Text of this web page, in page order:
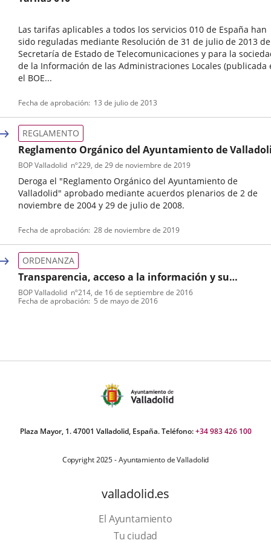
Las tarifas aplicables a todos los servicios 010 de España han
sido reguladas mediante Resolución de 31 de julio de 2013
Secretaría de Estado de Telecomunicaciones y para la
de la Información de las Administraciones Locales (publicada
el BOE...
boletin
Fecha de aprobación 13 de julio de 2013
Reglamento Orgánico del Ayuntamiento de
Deroga el "Reglamento Orgánico del Ayuntamiento de
Valladolid" aprobado mediante acuerdos plenarios de 2 de
noviembre de 2004 y 29 de julio de 2008.
de
normativa
REGLAMENTO
boletin
BOP Valladolid nº229, de 29 de noviembre de 2019
Fecha de aprobación 28 de noviembre de 2019
Transparencia, acceso a la información y su
reutilización. Ordenanza
Tipo
de
ORDENANZA
Referencia
boletin
BOP Valladolid nº214, de 16 de septiembre de 2016
Fecha de aprobación 5 de mayo de 2016
Plaza Mayor, 1. 47001 Valladolid, España. Teléfono:+34 983 426 100
Copyright 2025 - Ayuntamiento de Valladolid
valladolid.es
El Ayuntamiento
Tu ciudad